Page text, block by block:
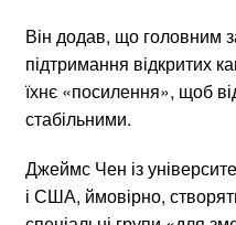
Він додав, що головним
підтримання відкритих
їхнє «посилення», щоб
стабільними.
Джеймс Чен із
і США, ймовірно,